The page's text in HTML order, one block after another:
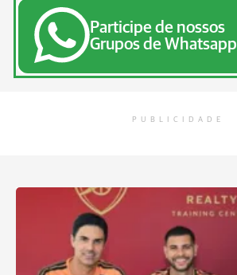
Participe de nossos
Grupos de Whatsapp
PUBLICIDADE